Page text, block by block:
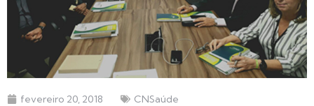
fevereiro 20, 2018 CNSaúde